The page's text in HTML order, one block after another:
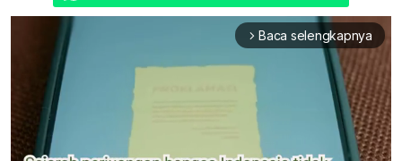
arrow_forward_ios Baca selengkapnya